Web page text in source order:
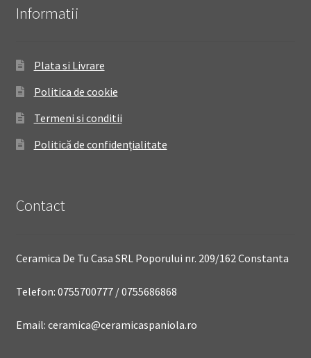
Informatii
Plata si Livrare
Politica de cookie
Termeni si conditii
Politică de confidențialitate
Contact
Ceramica De Tu Casa SRL Poporului nr. 209/162 Constanta
Telefon: 0755700777 / 0755686868
Email: ceramica@ceramicaspaniola.ro